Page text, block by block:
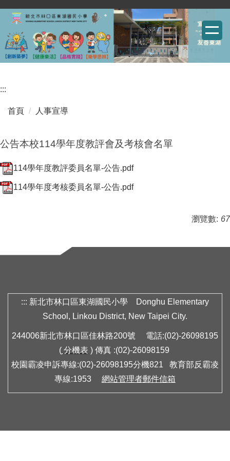
跳
主
要
區
:::
首頁 人事宣導
公告本校114學年度教評會及考核會名單
114學年度教評委員名單-公告.pdf
114學年度考核委員名單-公告.pdf
瀏覽數: 67
::: 新北市林口區東湖國民小學 Donghu Elementary
School, Linkou District, New Taipei City.
244006新北市林口區佳林路200號 電話:(02)-26098195
( 分機表 ) 傳真 :(02)-26098159
校園霸凌申訴專線:(02)-26098195分機821 教育部反霸凌
專線:1953 網站管理者郵件信箱